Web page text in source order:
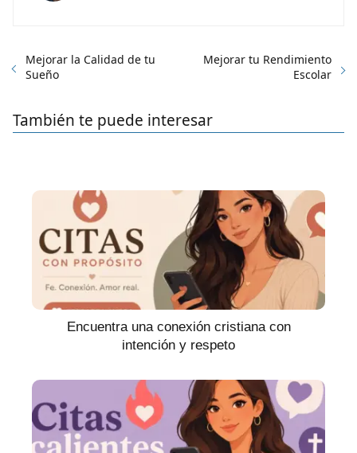
Mejorar la Calidad de tu
Sueño
Mejorar tu Rendimiento
Escolar
También te puede interesar
Encuentra una conexión cristiana con
intención y respeto